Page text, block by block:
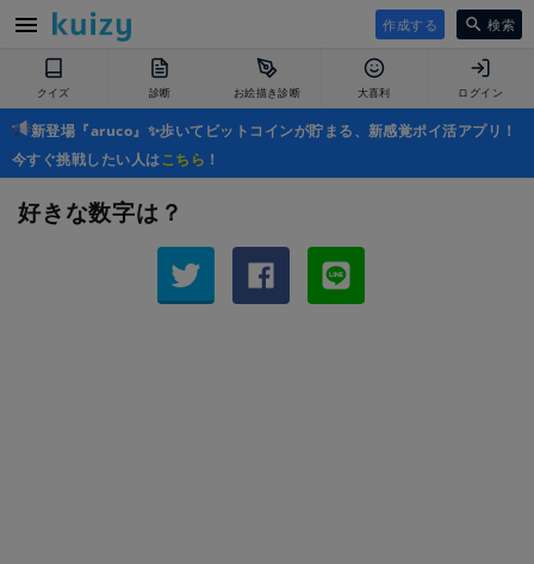
作成する 検索
クイズ 診断 お絵描き診断 大喜利 ログイン
新登場『aruco』✨歩いてビットコインが貯まる、新感覚ポイ活アプリ！
今すぐ挑戦したい人はこちら ！
好きな数字は？